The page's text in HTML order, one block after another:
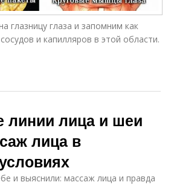
глазницу глаза и запомним как
и капилляров в этой области.
линии лица и шеи
лица в
и выяснили: массаж лица и правда